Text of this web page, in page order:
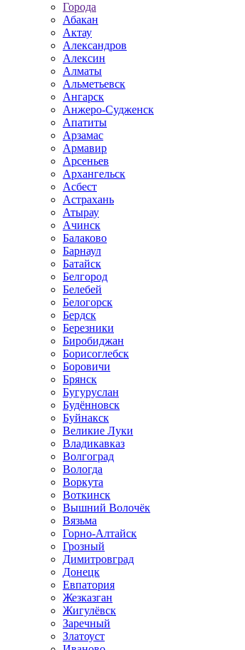
Города
Абакан
Актау
Александров
Алексин
Алматы
Альметьевск
Ангарск
Анжеро-Судженск
Апатиты
Арзамас
Армавир
Арсеньев
Архангельск
Асбест
Астрахань
Атырау
Ачинск
Балаково
Барнаул
Батайск
Белгород
Белебей
Белогорск
Бердск
Березники
Биробиджан
Борисоглебск
Боровичи
Брянск
Бугуруслан
Будённовск
Буйнакск
Великие Луки
Владикавказ
Волгоград
Вологда
Воркута
Воткинск
Вышний Волочёк
Вязьма
Горно-Алтайск
Грозный
Димитровград
Донецк
Евпатория
Жезказган
Жигулёвск
Заречный
Златоуст